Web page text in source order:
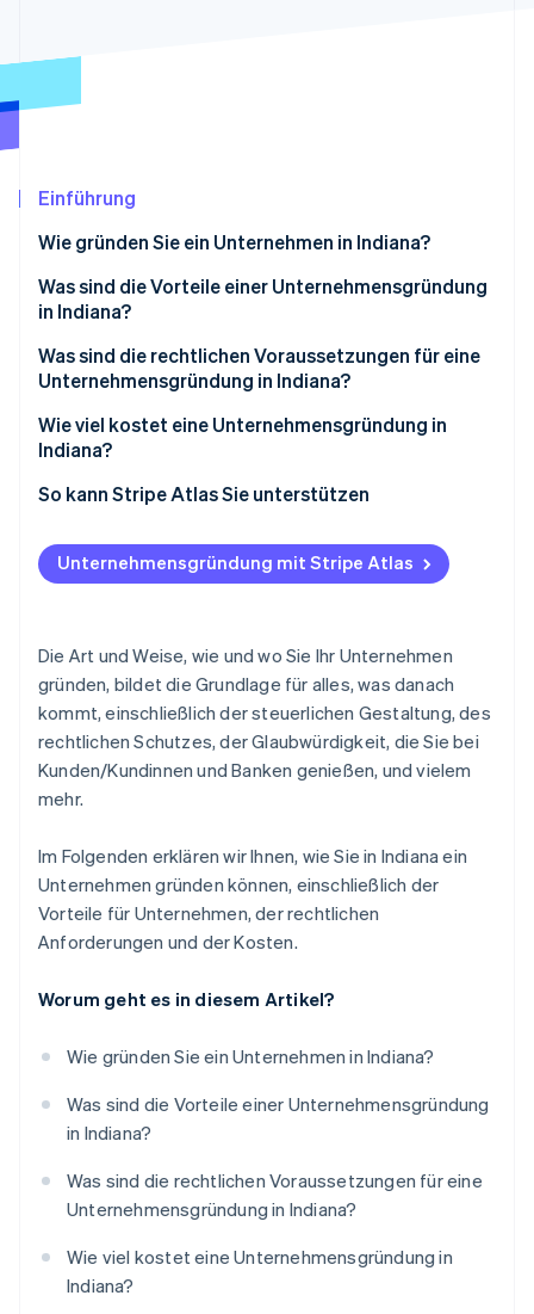
Start-up-Gründung
Climate
Jetzt ansehen
Einführung
Wie gründen Sie ein Unternehmen in Indiana?
Unternehmensstruktur wählen
Eingetragenen Vertreter benennen
Ihre Gründungsunterlagen einreichen
Interne Dokumente erstellen
Erfüllen Sie weitere Anforderungen an
Was sind die Vorteile einer Unternehmensgründung
in Indiana?
Unternehmensfreundliches Klima
Zugang zu hilfreichen Anreizen
Flexibilität bei der Strukturierung und Führung Ihres
Was sind die rechtlichen Voraussetzungen für eine
Unternehmensgründung in Indiana?
Ein Unternehmensname, der den Regeln entspricht
in Indiana
Beim Bundesstaat einzureichende
Gründungsunterlagen
Kontinuierliche Compliance
Wie viel kostet eine Unternehmensgründung in
Indiana?
Staatliche Anmeldegebühren
Gebühr für eingetragenen Vertreter
Gebühr für den Zweijahresbericht
So kann Stripe Atlas Sie unterstützen
Gründungsantrag bei Atlas
Zahlungen und Bankgeschäfte vor Erhalt der EIN
Automatische Einreichung des 83(b)-
Steuerformulars
Erstklassige juristische Unternehmensdokumente
Ein Jahr Stripe Payments gratis, plus 50.000 $ in
Partnerguthaben und -rabatten
Unternehmensgründung mit Stripe Atlas
Die Art und Weise, wie und wo Sie Ihr Unternehmen
gründen, bildet die Grundlage für alles, was danach
kommt, einschließlich der steuerlichen Gestaltung, des
rechtlichen Schutzes, der Glaubwürdigkeit, die Sie bei
Kunden/Kundinnen und Banken genießen, und vielem
mehr.
Im Folgenden erklären wir Ihnen, wie Sie in Indiana ein
Unternehmen gründen können, einschließlich der
Vorteile für Unternehmen, der rechtlichen
Anforderungen und der Kosten.
Worum geht es in diesem Artikel?
Wie gründen Sie ein Unternehmen in Indiana?
Was sind die Vorteile einer Unternehmensgründung
in Indiana?
Was sind die rechtlichen Voraussetzungen für eine
Unternehmensgründung in Indiana?
Wie viel kostet eine Unternehmensgründung in
Indiana?